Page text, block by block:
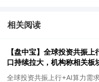
相关阅读
【盘中宝】全球投资共振
口持续拉大，机构称相关板
产品市占率第一
全球投资共振上行+AI算力需